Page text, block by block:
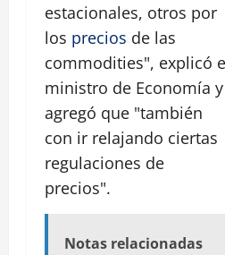
estacionales, otros por
los precios de las
commodities", explicó
ministro de Economía y
agregó que "también
con ir relajando ciertas
regulaciones de
precios".
Notas relacionadas